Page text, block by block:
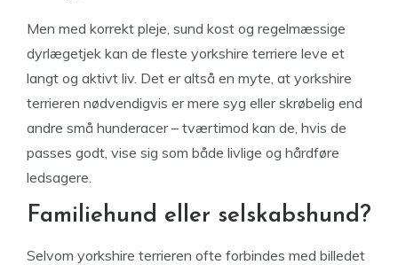
Men med korrekt pleje, sund kost og regelmæssige
dyrlægetjek kan de fleste yorkshire terriere leve et
langt og aktivt liv. Det er altså en myte, at yorkshire
terrieren nødvendigvis er mere syg eller skrøbelig end
andre små hunderacer – tværtimod kan de, hvis de
passes godt, vise sig som både livlige og hårdføre
ledsagere.
Familiehund eller selskabshund?
Selvom yorkshire terrieren ofte forbindes med billedet